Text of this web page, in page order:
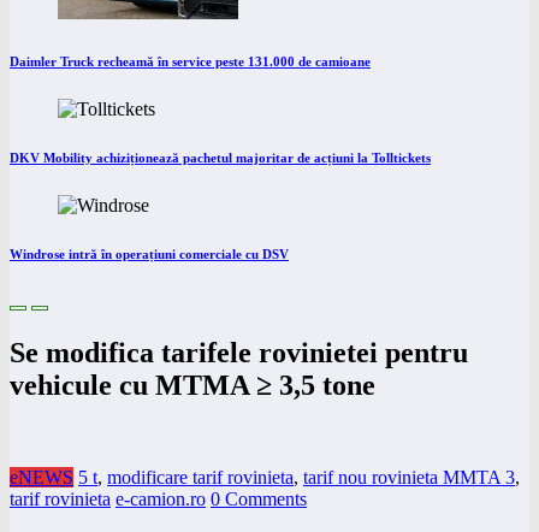
Daimler Truck recheamă în service peste 131.000 de camioane
DKV Mobility achiziționează pachetul majoritar de acțiuni la Tolltickets
Windrose intră în operațiuni comerciale cu DSV
Se modifica tarifele rovinietei pentru
vehicule cu MTMA ≥ 3,5 tone
eNEWS 5 t, modificare tarif rovinieta, tarif nou rovinieta MMTA 3,
tarif rovinieta e-camion.ro 0 Comments